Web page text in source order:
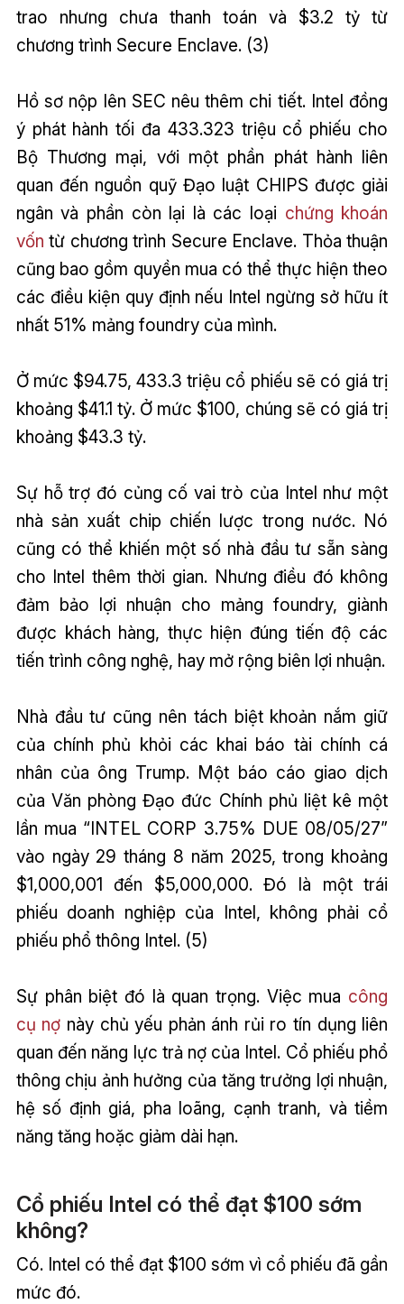
trao nhưng chưa thanh toán và $3.2 tỷ từ
chương trình Secure Enclave. (3)
Hồ sơ nộp lên SEC nêu thêm chi tiết. Intel đồng
ý phát hành tối đa 433.323 triệu cổ phiếu cho
Bộ Thương mại, với một phần phát hành liên
quan đến nguồn quỹ Đạo luật CHIPS được giải
ngân và phần còn lại là các loại chứng khoán
vốn từ chương trình Secure Enclave. Thỏa thuận
cũng bao gồm quyền mua có thể thực hiện theo
các điều kiện quy định nếu Intel ngừng sở hữu ít
nhất 51% mảng foundry của mình.
Ở mức $94.75, 433.3 triệu cổ phiếu sẽ có giá trị
khoảng $41.1 tỷ. Ở mức $100, chúng sẽ có giá trị
khoảng $43.3 tỷ.
Sự hỗ trợ đó củng cố vai trò của Intel như một
nhà sản xuất chip chiến lược trong nước. Nó
cũng có thể khiến một số nhà đầu tư sẵn sàng
cho Intel thêm thời gian. Nhưng điều đó không
đảm bảo lợi nhuận cho mảng foundry, giành
được khách hàng, thực hiện đúng tiến độ các
tiến trình công nghệ, hay mở rộng biên lợi nhuận.
Nhà đầu tư cũng nên tách biệt khoản nắm giữ
của chính phủ khỏi các khai báo tài chính cá
nhân của ông Trump. Một báo cáo giao dịch
của Văn phòng Đạo đức Chính phủ liệt kê một
lần mua “INTEL CORP 3.75% DUE 08/05/27”
vào ngày 29 tháng 8 năm 2025, trong khoảng
$1,000,001 đến $5,000,000. Đó là một trái
phiếu doanh nghiệp của Intel, không phải cổ
phiếu phổ thông Intel. (5)
Sự phân biệt đó là quan trọng. Việc mua công
cụ nợ này chủ yếu phản ánh rủi ro tín dụng liên
quan đến năng lực trả nợ của Intel. Cổ phiếu phổ
thông chịu ảnh hưởng của tăng trưởng lợi nhuận,
hệ số định giá, pha loãng, cạnh tranh, và tiềm
năng tăng hoặc giảm dài hạn.
Cổ phiếu Intel có thể đạt $100 sớm
không?
Có. Intel có thể đạt $100 sớm vì cổ phiếu đã gần
mức đó.